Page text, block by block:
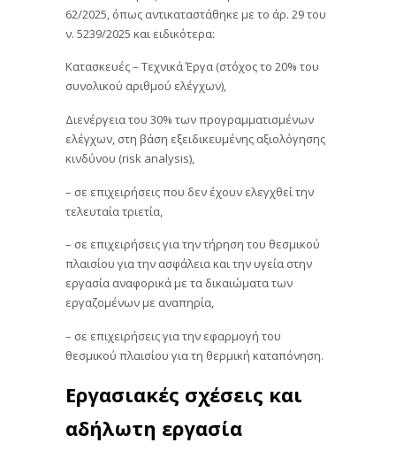
62/2025, όπως αντικαταστάθηκε με το άρ. 29 του
ν. 5239/2025 και ειδικότερα:
Κατασκευές – Τεχνικά Έργα (στόχος το 20% του
συνολικού αριθμού ελέγχων),
Διενέργεια του 30% των προγραμματισμένων
ελέγχων, στη βάση εξειδικευμένης αξιολόγησης
κινδύνου (risk analysis),
– σε επιχειρήσεις που δεν έχουν ελεγχθεί την
τελευταία τριετία,
– σε επιχειρήσεις για την τήρηση του θεσμικού
πλαισίου για την ασφάλεια και την υγεία στην
εργασία αναφορικά με τα δικαιώματα των
εργαζομένων με αναπηρία,
– σε επιχειρήσεις για την εφαρμογή του
θεσμικού πλαισίου για τη θερμική καταπόνηση.
Εργασιακές σχέσεις και
αδήλωτη εργασία